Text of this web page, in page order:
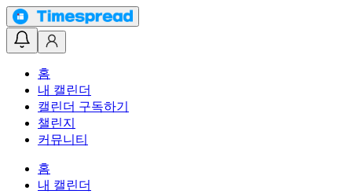
홈
내 캘린더
캘린더 구독하기
챌린지
커뮤니티
홈
내 캘린더